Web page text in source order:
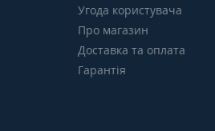
Угода користувача
Про магазин
Доставка та оплата
Гарантія